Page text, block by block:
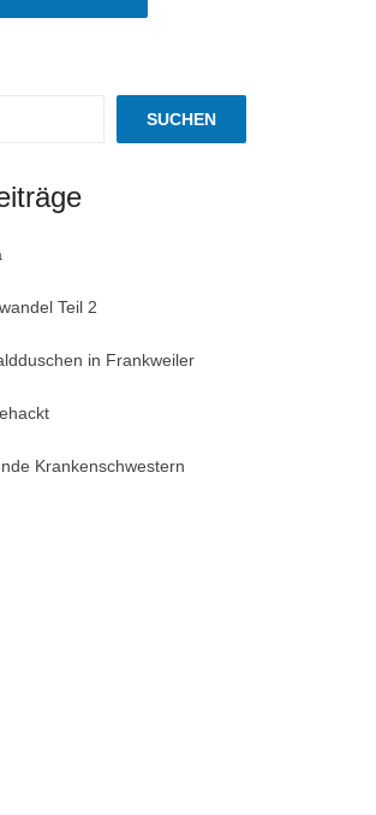
SUCHEN
Teil 2
in Frankweiler
Krankenschwestern